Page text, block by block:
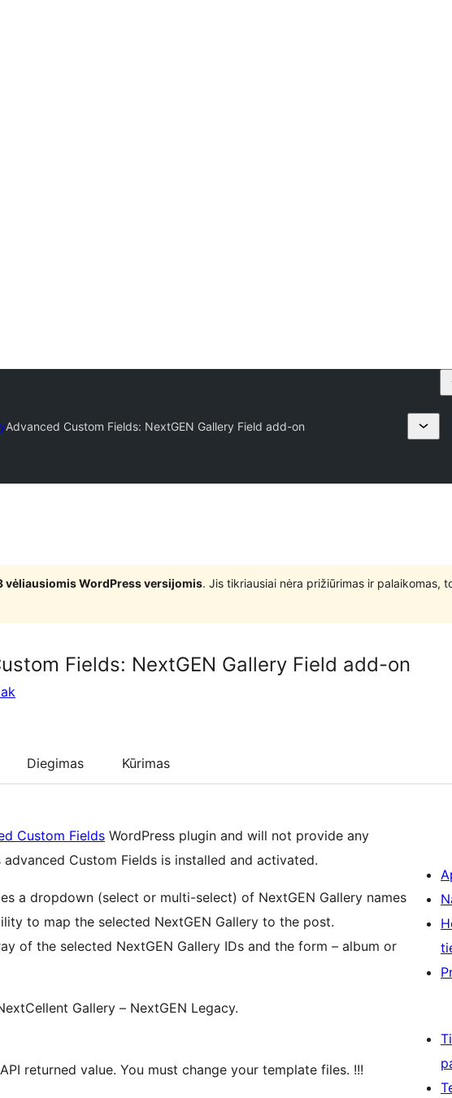
Advanced Custom Fields: NextGEN Gallery Field add-on
vėliausiomis WordPress versijomis. Jis tikriausiai nėra prižiūrimas ir palaikomas,
Fields: NextGEN Gallery Field add-on
Diegimas Kūrimas
Custom Fields WordPress plugin and will not provide any
Custom Fields is installed and activated.
a dropdown (select or multi-select) of NextGEN Gallery names
to map the selected NextGEN Gallery to the post.
of the selected NextGEN Gallery IDs and the form – album or
Gallery – NextGEN Legacy.
returned value. You must change your template files. !!!